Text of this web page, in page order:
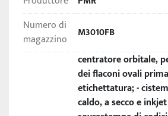
etichette e flaconi
La M3010FB
è una soluzione
efficienza, precisione e facilità
Produttività: fino a 3.000 pezzi/
Numero di
magazzino
M3010FB
centratore orbitale,
dei flaconi ovali
etichettatura; -
caldo, a secco e